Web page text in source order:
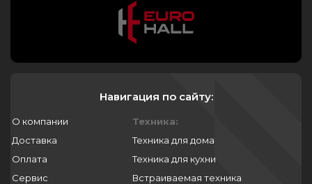
Навигация по сайту:
О компании
Доставка
Оплата
Сервис
Техника:
Техника для дома
Техника для кухни
Встраиваемая техника